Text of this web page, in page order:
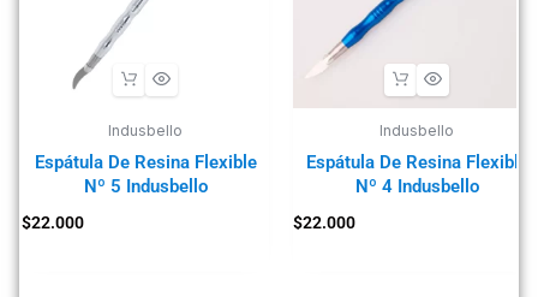
Indusbello
Espátula De Resina Flexible
Nº 5 Indusbello
$22.000
Indusbello
Espátula De Resina Flexible
Nº 4 Indusbello
$22.000